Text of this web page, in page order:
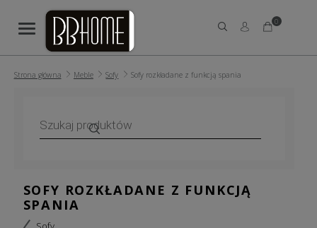
0
Strona główna Meble Sofy Sofy rozkładane z funkcją spania
produktów
SOFY ROZKŁADANE Z FUNKCJĄ
SPANIA